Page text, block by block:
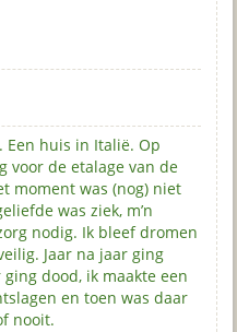
Een huis in Italië. Op
voor de etalage van de
moment was (nog) niet
was ziek, m’n
nodig. Ik bleef dromen
Jaar na jaar ging
dood, ik maakte een
en toen was daar
nooit.